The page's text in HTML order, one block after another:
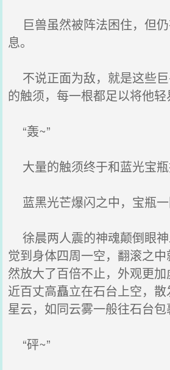
巨兽虽然被阵法困住，但
息。
不说正面为敌，就是这些
的触须，每一根都足以将他轻
“轰~”
大量的触须终于和蓝光宝瓶
蓝黑光芒爆闪之中，宝瓶一
徐晨两人震的神魂颠倒眼
觉到身体四周一空，翻滚之
然放大了百倍不止，外观更加
近百丈高矗立在石台上空，
星云，如同云雾一般往石台包
“砰~”